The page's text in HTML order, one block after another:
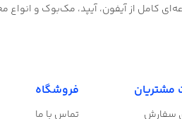
کامل از آیفون، آیپد، مک‌بوک و انواع
مشتریان
سفارش
فروشگاه
تماس با ما